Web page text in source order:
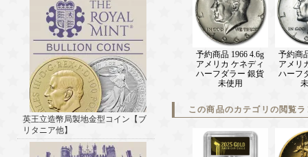
英王立造幣局製地金型コイン【ブ
リタニア他】
予約商品 1966 4.6g
アメリカ ケネディ
ハーフダラー 銀貨
未使用
予約商
アメリ
ハーフ
この商品のカテゴリの閲覧